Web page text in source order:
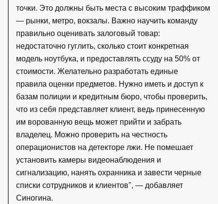
точки. Это должны быть места с высоким траффиком
— рынки, метро, вокзалы. Важно научить команду
правильно оценивать залоговый товар:
недостаточно гуглить, сколько стоит конкретная
модель ноутбука, и предоставлять ссуду на 50% от
стоимости. Желательно разработать единые
правила оценки предметов. Нужно иметь и доступ к
базам полиции и кредитным бюро, чтобы проверить,
что из себя представляет клиент, ведь принесенную
им ворованную вещь может прийти и забрать
владелец. Можно проверить на честность
операционистов на детекторе лжи. Не помешает
установить камеры видеонаблюдения и
сигнализацию, нанять охранника и завести черные
списки сотрудников и клиентов", — добавляет
Синогина.